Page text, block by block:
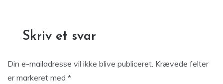
Skriv et svar
Din e-mailadresse vil ikke blive publiceret. Krævede felter
er markeret med *